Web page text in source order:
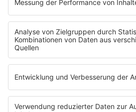
Guns N’ Roses - Sweet
20.01.2025
Madonna - Papa, Don´t
13.01.2025